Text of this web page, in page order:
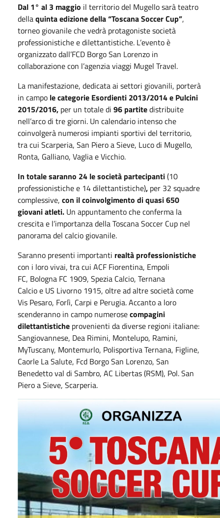
Dal 1° al 3 maggio il territorio del Mugello sarà teatro
dellaquinta edizione della “Toscana Soccer Cup”,
torneo giovanile che vedrà protagoniste società
professionistiche e dilettantistiche. L’evento è
organizzato dall’FCD Borgo San Lorenzo in
collaborazione con l’agenzia viaggi Mugel Travel.
La manifestazione, dedicata ai settori giovanili, porterà
in campo le categorie Esordienti 2013/2014 e Pulcini
2015/2016, per un totale di 96 partitedistribuite
nell’arco di tre giorni. Un calendario intenso che
coinvolgerà numerosi impianti sportivi del territorio,
tra cui Scarperia, San Piero a Sieve, Luco di Mugello,
Ronta, Galliano, Vaglia e Vicchio.
In totale saranno 24 le società partecipanti(10
professionistiche e 14 dilettantistiche), per 32 squadre
complessive, con il coinvolgimento di quasi 650
giovani atleti. Un appuntamento che conferma la
crescita e l’importanza della Toscana Soccer Cup nel
panorama del calcio giovanile.
Saranno presenti importanti realtà professionistiche
con i loro vivai, tra cui ACF Fiorentina, Empoli
FC, Bologna FC 1909, Spezia Calcio, Ternana
Calcio e US Livorno 1915, oltre ad altre società come
Vis Pesaro, Forlì, Carpi e Perugia. Accanto a loro
scenderanno in campo numerosecompagini
dilettantistiche provenienti da diverse regioni italiane:
Sangiovannese, Dea Rimini, Montelupo, Ramini,
MyTuscany, Montemurlo, Polisportiva Ternana, Figline,
Caorle La Salute, Fcd Borgo San Lorenzo, San
Benedetto val di Sambro, AC Libertas (RSM), Pol. San
Piero a Sieve, Scarperia.